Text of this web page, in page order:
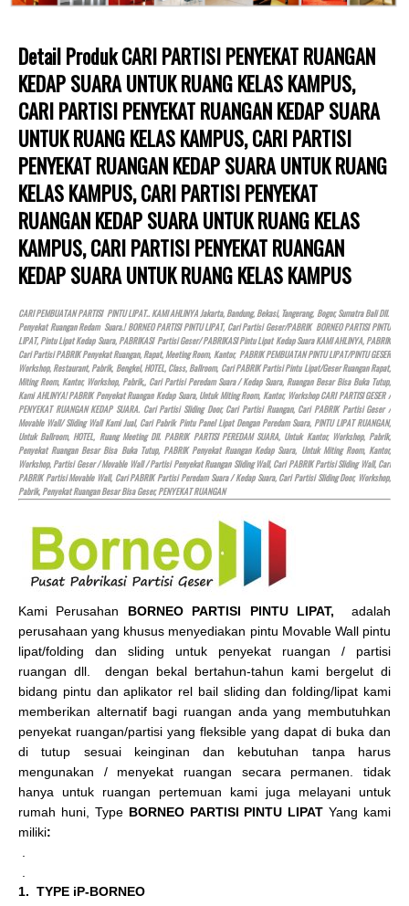
Detail Produk CARI PARTISI PENYEKAT RUANGAN
KEDAP SUARA UNTUK RUANG KELAS KAMPUS,
CARI PARTISI PENYEKAT RUANGAN KEDAP SUARA
UNTUK RUANG KELAS KAMPUS, CARI PARTISI
PENYEKAT RUANGAN KEDAP SUARA UNTUK RUANG
KELAS KAMPUS, CARI PARTISI PENYEKAT
RUANGAN KEDAP SUARA UNTUK RUANG KELAS
KAMPUS, CARI PARTISI PENYEKAT RUANGAN
KEDAP SUARA UNTUK RUANG KELAS KAMPUS
CARI PEMBUATAN PARTISI PINTU LIPAT.. KAMI AHLINYA Jakarta, Bandung, Bekasi, Tangerang, Bogor, Sumatra Bali Dll.
Penyekat Ruangan Redam Suara.! BORNEO PARTISI PINTU LIPAT, Cari Partisi Geser/PABRIK BORNEO PARTISI PINTU
LIPAT, Pintu Lipat Kedap Suara, PABRIKASI Partisi Geser/ PABRIKASI Pintu Lipat Kedap Suara KAMI AHLINYA, PABRIK
Cari Partisi PABRIK Penyekat Ruangan, Rapat, Meeting Room, Kantor, PABRIK PEMBUATAN PINTU LIPAT/PINTU GESER
Workshop, Restaurant, Pabrik, Bengkel,HOTEL, Class, Ballroom, Cari PABRIK Partisi Pintu Lipat/Geser Ruangan Rapat,
Miting Room, Kantor, Workshop, Pabrik,, Cari Partisi Peredam Suara / Kedap Suara, Ruangan Besar Bisa Buka Tutup,
Kami AHLINYA! PABRIK Penyekat Ruangan Kedap Suara, Untuk Miting Room, Kantor, Workshop CARI PARTISI GESER /
PENYEKAT RUANGAN KEDAP SUARA. Cari Partisi Sliding Door, Cari Partisi Ruangan, Cari PABRIK Partisi Geser /
Movable Wall/ Sliding Wall Kami Jual, Cari Pabrik Pintu Panel Lipat Dengan Peredam Suara, PINTU LIPAT RUANGAN,
Untuk Ballroom,HOTEL, Ruang Meeting Dll. PABRIK PARTISI PEREDAM SUARA, Untuk Kantor, Workshop, Pabrik,
Penyekat Ruangan Besar Bisa Buka Tutup, PABRIK Penyekat Ruangan Kedap Suara, Untuk Miting Room, Kantor,
Workshop, Partisi Geser / Movable Wall / Partisi Penyekat Ruangan Sliding Wall, Cari PABRIK Partisi Sliding Wall, Cari
PABRIK Partisi Movable Wall, Cari PABRIK Partisi Peredam Suara / Kedap Suara, Cari Partisi Sliding Door, Workshop,
Pabrik, Penyekat Ruangan Besar Bisa Geser, PENYEKAT RUANGAN
Kami Perusahan BORNEO PARTISI PINTU LIPAT, adalah
perusahaan yang khusus menyediakan pintu Movable Wall pintu
lipat/folding dan sliding untuk penyekat ruangan / partisi
ruangan dll. dengan bekal bertahun-tahun kami bergelut di
bidang pintu dan aplikator rel bail sliding dan folding/lipat kami
memberikan alternatif bagi ruangan anda yang membutuhkan
penyekat ruangan/partisi yang fleksible yang dapat di buka dan
di tutup sesuai keinginan dan kebutuhan tanpa harus
mengunakan / menyekat ruangan secara permanen. tidak
hanya untuk ruangan pertemuan kami juga melayani untuk
rumah huni, Type BORNEO PARTISI PINTU LIPAT Yang kami
miliki:
1. TYPE iP-BORNEO